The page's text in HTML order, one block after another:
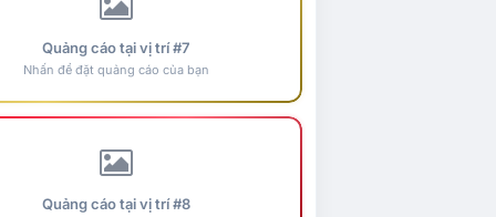
Quảng cáo tại vị trí #7
Nhấn để đặt quảng cáo của bạn
Quảng cáo tại vị trí #8